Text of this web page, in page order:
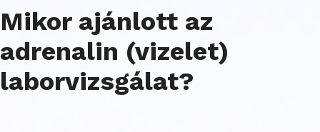
Mikor ajánlott az
adrenalin (vizelet)
laborvizsgálat?